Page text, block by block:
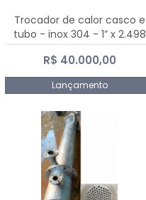
Trocador de calor casco e
tubo - inox 304 - 1” x 2.498
mm
R$ 40.000,00
Lançamento